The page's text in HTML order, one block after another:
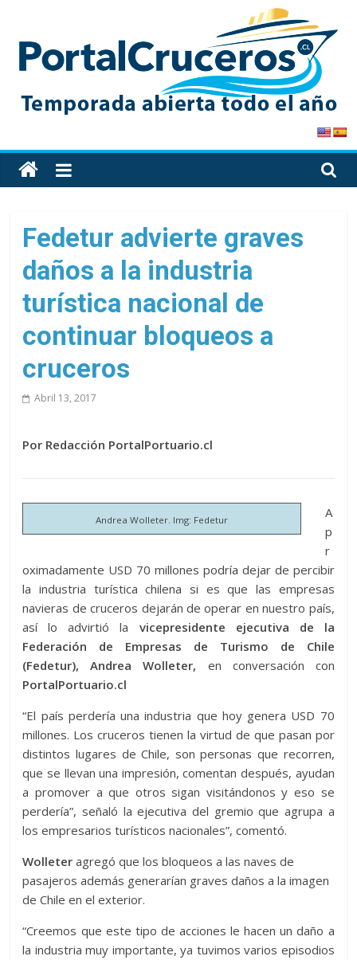
content
PortalCruceros
Toda
la
de
cruceros
en
un
solo
Fedetur advierte graves
daños a la industria
turística nacional de
continuar bloqueos a
cruceros
Abril 13, 2017
Por Redacción PortalPortuario.cl
Andrea Wolleter. Img: Fedetur
A
p
r
oximadamente USD 70 millones podría dejar de percibir
la industria turística chilena si es que las empresas
navieras de cruceros dejarán de operar en nuestro país,
así lo advirtió la vicepresidente ejecutiva de la
Federación de Empresas de Turismo de Chile
(Fedetur), Andrea Wolleter, en conversación con
PortalPortuario.cl
“El país perdería una industria que hoy genera USD 70
millones. Los cruceros tienen la virtud de que pasan por
distintos lugares de Chile, son personas que recorren,
que se llevan una impresión, comentan después, ayudan
a promover a que otros sigan visitándonos y eso se
perdería”, señaló la ejecutiva del gremio que agrupa a
los empresarios turísticos nacionales”, comentó.
Wolleter agregó que los bloqueos a las naves de
pasajeros además generarían graves daños a la imagen
de Chile en el exterior.
“Creemos que este tipo de acciones le hacen un daño a
la industria muy importante, ya tuvimos varios episodios